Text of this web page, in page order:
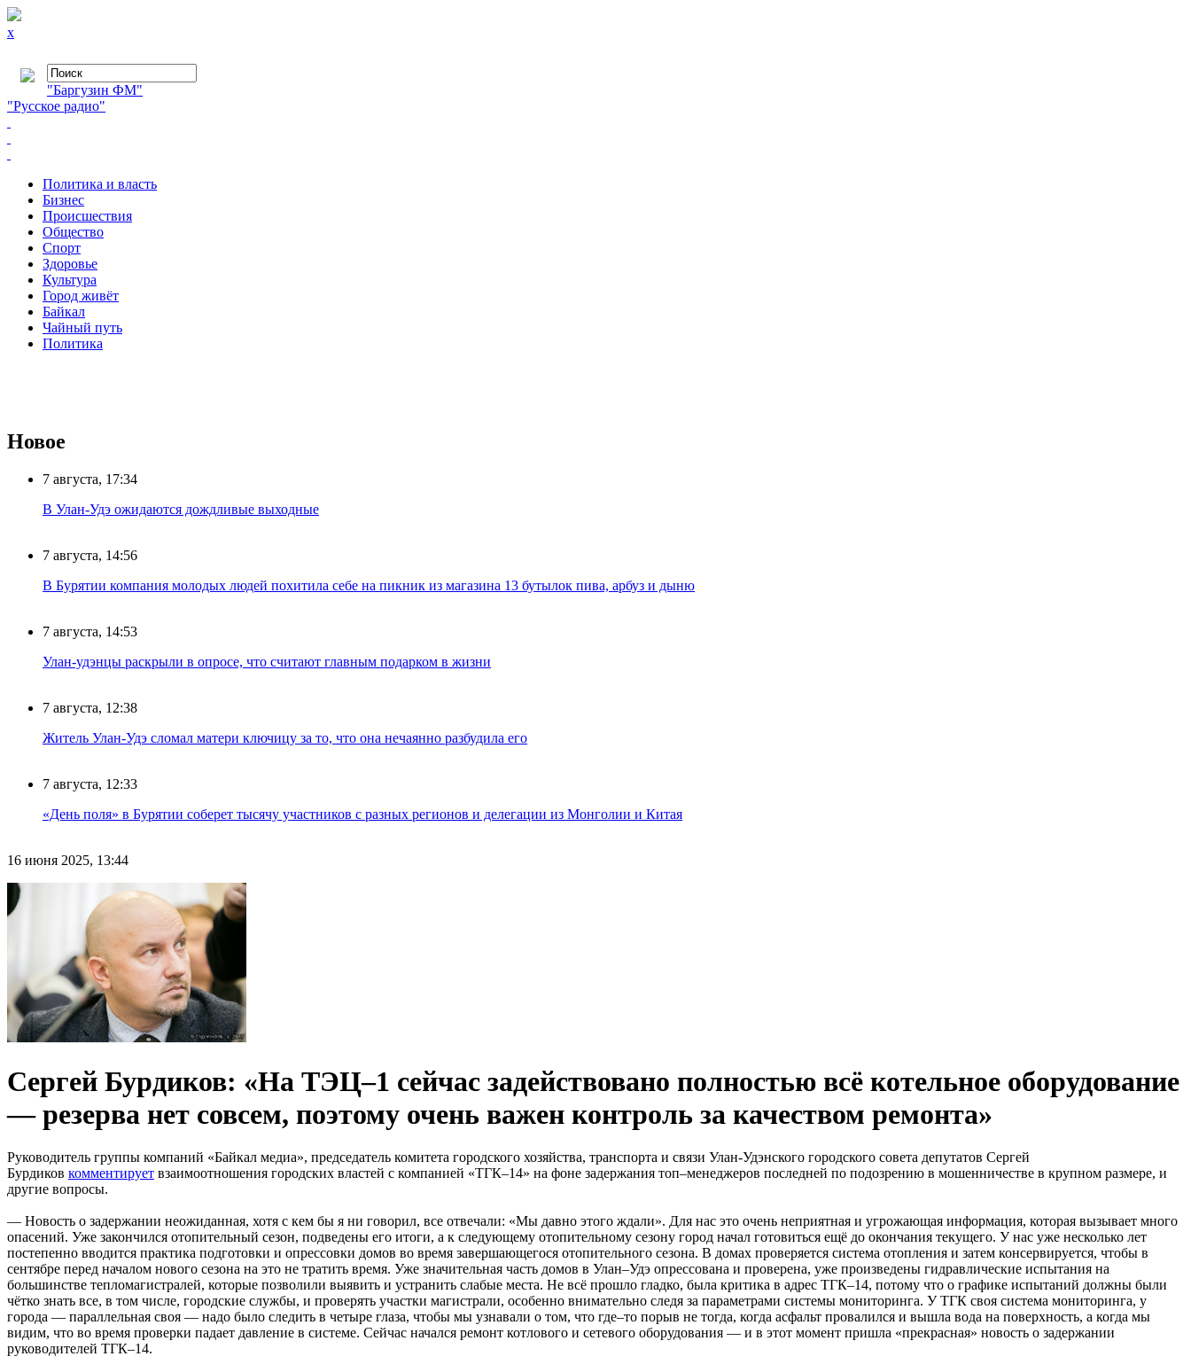
x
"Баргузин ФМ"
"Русское радио"
Политика и власть
Бизнес
Происшествия
Общество
Cпорт
Здоровье
Культура
Город живёт
Байкал
Чайный путь
Политика
Новое
7 августа, 17:34
В Улан-Удэ ожидаются дождливые выходные
7 августа, 14:56
В Бурятии компания молодых людей похитила себе на пикник из магазина 13 бутылок пива, арбуз и дыню
7 августа, 14:53
Улан-удэнцы раскрыли в опросе, что считают главным подарком в жизни
7 августа, 12:38
Житель Улан-Удэ сломал матери ключицу за то, что она нечаянно разбудила его
7 августа, 12:33
«День поля» в Бурятии соберет тысячу участников с разных регионов и делегации из Монголии и Китая
16 июня 2025, 13:44
Сергей Бурдиков: «На ТЭЦ–1 сейчас задействовано полностью всё котельное оборудование
— резерва нет совсем, поэтому очень важен контроль за качеством ремонта»
Руководитель группы компаний «Байкал медиа», председатель комитета городского хозяйства, транспорта и связи Улан-Удэнского городского совета депутатов Сергей
Бурдиков комментирует взаимоотношения городских властей с компанией «ТГК–14» на фоне задержания топ–менеджеров последней по подозрению в мошенничестве в крупном размере, и
другие вопросы.
— Новость о задержании неожиданная, хотя с кем бы я ни говорил, все отвечали: «Мы давно этого ждали». Для нас это очень неприятная и угрожающая информация, которая вызывает много
опасений. Уже закончился отопительный сезон, подведены его итоги, а к следующему отопительному сезону город начал готовиться ещё до окончания текущего. У нас уже несколько лет
постепенно вводится практика подготовки и опрессовки домов во время завершающегося отопительного сезона. В домах проверяется система отопления и затем консервируется, чтобы в
сентябре перед началом нового сезона на это не тратить время. Уже значительная часть домов в Улан–Удэ опрессована и проверена, уже произведены гидравлические испытания на
большинстве тепломагистралей, которые позволили выявить и устранить слабые места. Не всё прошло гладко, была критика в адрес ТГК–14, потому что о графике испытаний должны были
чётко знать все, в том числе, городские службы, и проверять участки магистрали, особенно внимательно следя за параметрами системы мониторинга. У ТГК своя система мониторинга, у
города — параллельная своя — надо было следить в четыре глаза, чтобы мы узнавали о том, что где–то порыв не тогда, когда асфальт провалился и вышла вода на поверхность, а когда мы
видим, что во время проверки падает давление в системе. Сейчас начался ремонт котлового и сетевого оборудования — и в этот момент пришла «прекрасная» новость о задержании
руководителей ТГК–14.